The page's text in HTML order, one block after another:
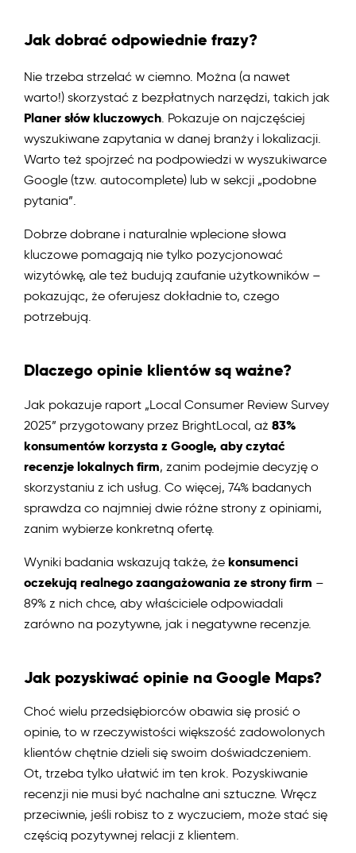
Jak dobrać odpowiednie frazy?
Nie trzeba strzelać w ciemno. Można (a nawet
warto!) skorzystać z bezpłatnych narzędzi, takich jak
Planer słów kluczowych. Pokazuje on najczęściej
wyszukiwane zapytania w danej branży i lokalizacji.
Warto też spojrzeć na podpowiedzi w wyszukiwarce
Google (tzw. autocomplete) lub w sekcji „podobne
pytania”.
Dobrze dobrane i naturalnie wplecione słowa
kluczowe pomagają nie tylko pozycjonować
wizytówkę, ale też budują zaufanie użytkowników –
pokazując, że oferujesz dokładnie to, czego
potrzebują.
Dlaczego opinie klientów są ważne?
Jak pokazuje raport „Local Consumer Review Survey
2025” przygotowany przez BrightLocal, aż 83%
konsumentów korzysta z Google, aby czytać
recenzje lokalnych firm, zanim podejmie decyzję o
skorzystaniu z ich usług. Co więcej, 74% badanych
sprawdza co najmniej dwie różne strony z opiniami,
zanim wybierze konkretną ofertę.
Wyniki badania wskazują także, że konsumenci
oczekują realnego zaangażowania ze strony firm –
89% z nich chce, aby właściciele odpowiadali
zarówno na pozytywne, jak i negatywne recenzje.
Jak pozyskiwać opinie na Google Maps?
Choć wielu przedsiębiorców obawia się prosić o
opinie, to w rzeczywistości większość zadowolonych
klientów chętnie dzieli się swoim doświadczeniem.
Ot, trzeba tylko ułatwić im ten krok. Pozyskiwanie
recenzji nie musi być nachalne ani sztuczne. Wręcz
przeciwnie, jeśli robisz to z wyczuciem, może stać się
częścią pozytywnej relacji z klientem.